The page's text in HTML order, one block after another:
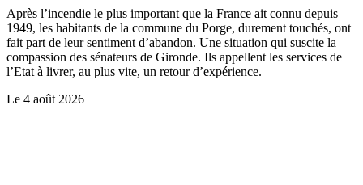
Après l’incendie le plus important que la France ait connu depuis
1949, les habitants de la commune du Porge, durement touchés, ont
fait part de leur sentiment d’abandon. Une situation qui suscite la
compassion des sénateurs de Gironde. Ils appellent les services de
l’Etat à livrer, au plus vite, un retour d’expérience.
Le 4 août 2026